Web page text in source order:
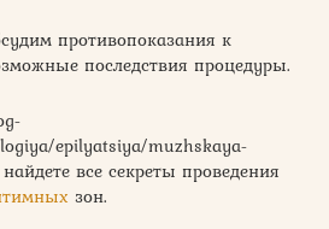
противопоказания к
последствия процедуры.
epilyatsiya/muzhskaya-
все секреты проведения
зон.